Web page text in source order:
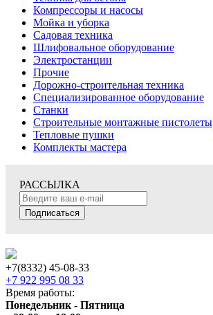
Компрессоры и насосы
Мойка и уборка
Садовая техника
Шлифовальное оборудование
Электростанции
Прочие
Дорожно-строительная техника
Специализированное оборудование
Станки
Строительные монтажные пистолеты
Тепловые пушки
Комплекты мастера
РАССЫЛКА
Подписаться
+7(8332) 45-08-33
+7 922 995 08 33
Время работы:
Понедельник - Пятница